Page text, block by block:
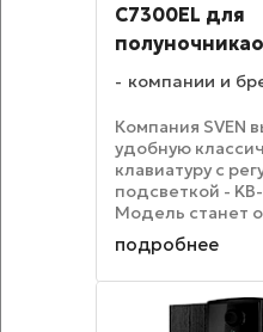
C7300EL для
компании и
Компания SVEN
удобную
клавиатуру с
подсветкой -
Модель станет
помощником
засиживаться
допоздна.
на клавишах и
рабочей ...
подробнее